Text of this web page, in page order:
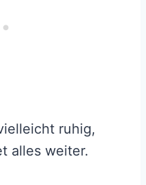
ruhig,
alles weiter.